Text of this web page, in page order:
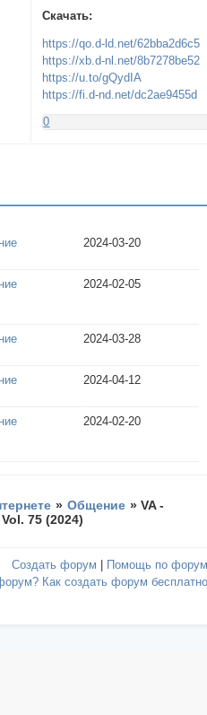
Скачать:
https://qo.d-ld.net/62bba2d6c5
https://xb.d-nl.net/8b7278be52
https://u.to/gQydIA
https://fi.d-nd.net/dc2ae9455d
0
2024-03-20
2024-02-05
2024-03-28
2024-04-12
2024-02-20
» Общение »VA -
75 (2024)
Создать форум Помощь по